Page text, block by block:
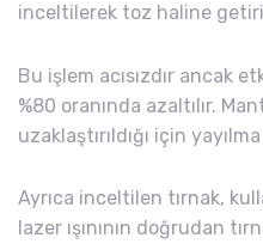
inceltilerek toz haline
Bu işlem acısızdır ancak
%80 oranında azaltılır.
uzaklaştırıldığı için
Ayrıca inceltilen tırnak,
lazer ışınının doğrudan